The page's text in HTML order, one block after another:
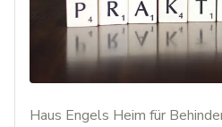
Haus Engels Heim für